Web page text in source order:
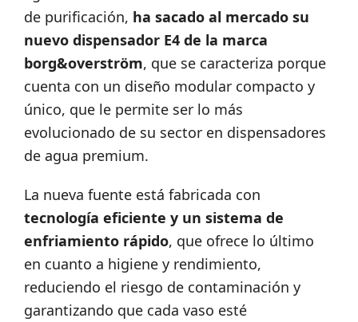
de purificación, ha sacado al mercado su
nuevo dispensador E4 de la marca
borg&overström, que se caracteriza porque
cuenta con un diseño modular compacto y
único, que le permite ser lo más
evolucionado de su sector en dispensadores
de agua premium.
La nueva fuente está fabricada con
tecnología eficiente y un sistema de
enfriamiento rápido, que ofrece lo último
en cuanto a higiene y rendimiento,
reduciendo el riesgo de contaminación y
garantizando que cada vaso esté